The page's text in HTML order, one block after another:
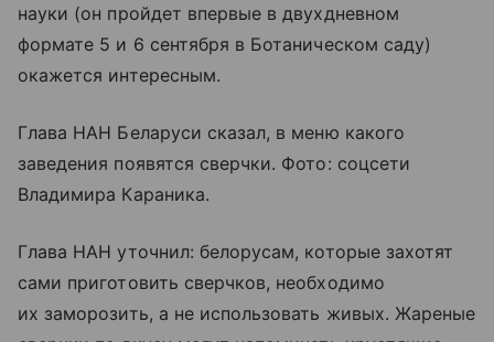
науки (он пройдет впервые в двухдневном
формате 5 и 6 сентября в Ботаническом саду)
окажется интересным.
Глава НАН Беларуси сказал, в меню какого
заведения появятся сверчки. Фото: соцсети
Владимира Караника.
Глава НАН уточнил: белорусам, которые захотят
сами приготовить сверчков, необходимо
их заморозить, а не использовать живых. Жареные